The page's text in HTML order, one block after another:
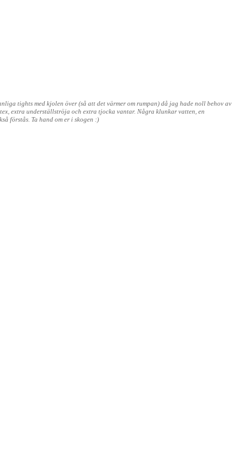
tights med kjolen över (så att det värmer om rumpan) då jag hade noll behov av
extra underställströja och extra tjocka vantar. Några klunkar vatten, en
förstås. Ta hand om er i skogen :)